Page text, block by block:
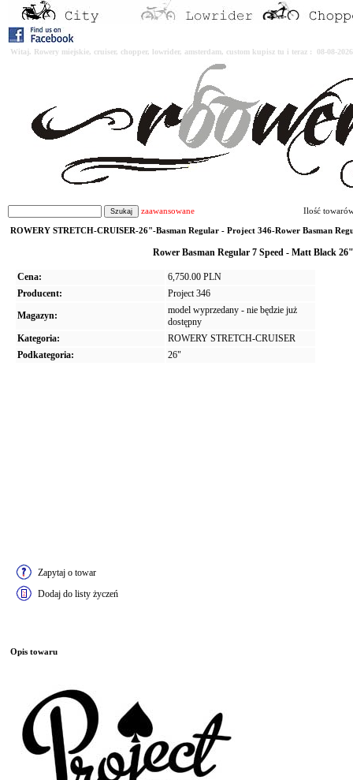
Witaj. Rowery miejskie, cruiser, chopper, lowrider, amsterdam, custom kupisz tu i teraz : 08-08-
zaawansowane Ilość
ROWERY STRETCH-CRUISER-26"-Basman Regular - Project 346-Rower Basman
Rower Basman Regular 7 Speed - Matt Black
Cena:
6,750.00 PLN
Producent:
Project 346
Magazyn:
model wyprzedany - nie będzie już
dostępny
Kategoria:
ROWERY STRETCH-CRUISER
Podkategoria:
26"
Zapytaj o towar
Dodaj do listy życzeń
Opis towaru